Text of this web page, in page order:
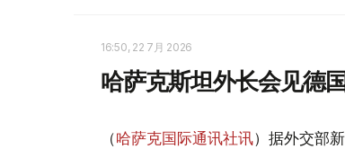
16:50, 22 7月 2026
哈萨克斯坦外长会见德
（哈萨克国际通讯社讯）据外交部